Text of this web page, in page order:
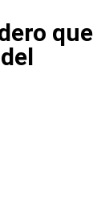
que